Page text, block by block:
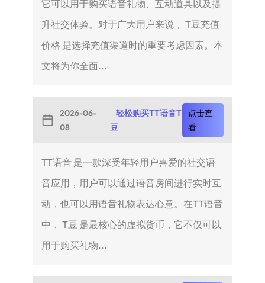
它可以用于购买语音礼物、互动道具以及提
升社交体验。对于广大用户来说， T豆充值
价格 是选择充值渠道时的重要考虑因素。本
文将为你全面...
2026-06-
08
轻松购买TT语音T
豆
点击查
看
TT语音 是一款深受年轻用户喜爱的社交语
音应用，用户可以通过语音房间进行实时互
动，也可以用语音礼物表达心意。在TT语音
中， T豆 是最核心的虚拟货币，它不仅可以
用于购买礼物...